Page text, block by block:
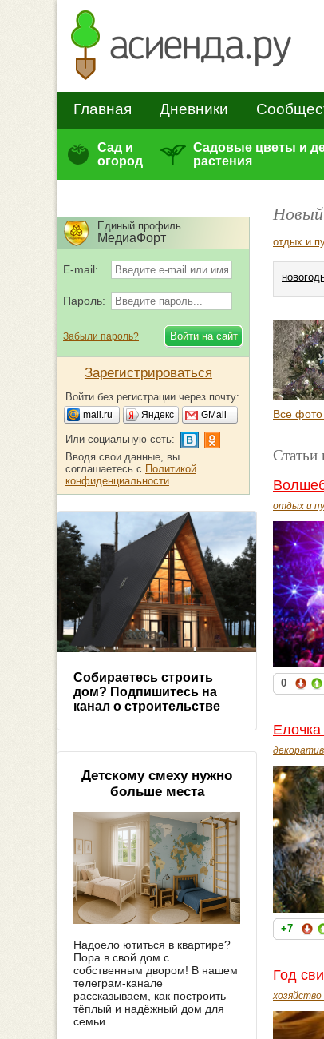
Главная Дневники
Сад и
огород
Садовые цветы и
растения
отдых и
Все
отдых и
0
Елочка
+7
Год
Единый профиль
МедиаФорт
E-mail:
Пароль:
Забыли пароль?
Зарегистрироваться
Войти без регистрации через почту:
mail.ru Яндекс GMail
Или социальную сеть:
Вводя свои данные, вы
соглашаетесь с Политикой
конфиденциальности
Собираетесь строить
дом? Подпишитесь на
канал о строительстве
Детскому смеху нужно
больше места
Надоело ютиться в квартире?
Пора в свой дом с
собственным двором! В нашем
телеграм-канале
рассказываем, как построить
тёплый и надёжный дом для
семьи.